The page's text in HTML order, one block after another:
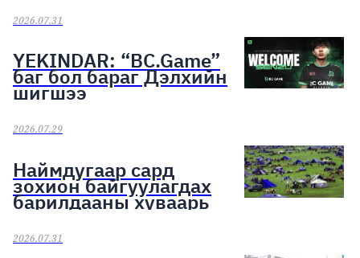
2026.07.31
YEKINDAR: “BC.Game”
баг бол бараг Дэлхийн
шигшээ
2026.07.29
Наймдугаар сард
зохион байгуулагдах
барилдааны хуваарь
2026.07.31